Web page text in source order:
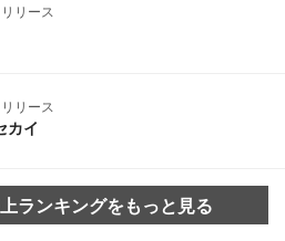
リース
リース
カイ
ランキングをもっと見る